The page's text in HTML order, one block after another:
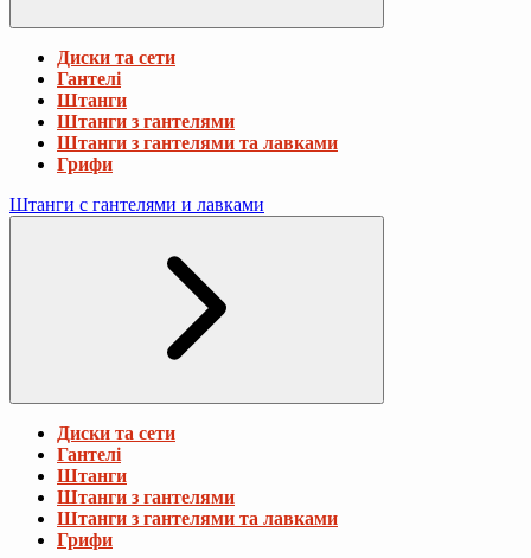
Диски та сети
Гантелі
Штанги
Штанги з гантелями
Штанги з гантелями та лавками
Грифи
Штанги с гантелями и лавками
Диски та сети
Гантелі
Штанги
Штанги з гантелями
Штанги з гантелями та лавками
Грифи